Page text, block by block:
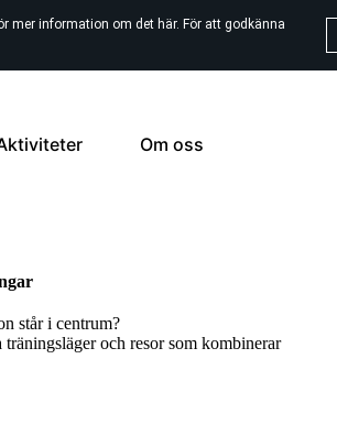
mer information om det här. För att godkänna
Om oss
står i centrum?
och resor som kombinerar